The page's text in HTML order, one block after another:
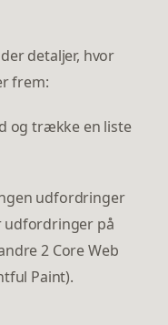
detaljer, hvor
frem:
og trække en liste
udfordringer
udfordringer på
2 Core Web
Paint).